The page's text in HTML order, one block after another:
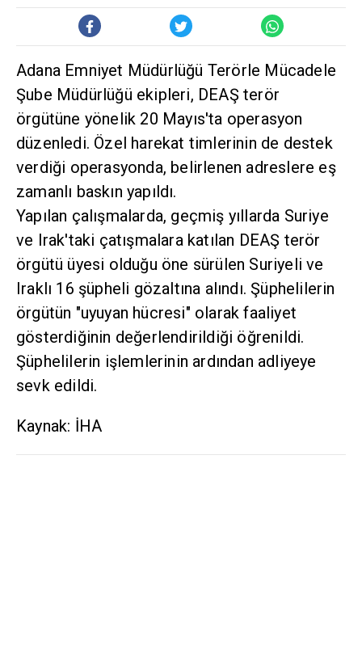
Adana Emniyet Müdürlüğü Terörle Mücadele
Şube Müdürlüğü ekipleri, DEAŞ terör
örgütüne yönelik 20 Mayıs'ta operasyon
düzenledi. Özel harekat timlerinin de destek
verdiği operasyonda, belirlenen adreslere eş
zamanlı baskın yapıldı.
Yapılan çalışmalarda, geçmiş yıllarda Suriye
ve Irak'taki çatışmalara katılan DEAŞ terör
örgütü üyesi olduğu öne sürülen Suriyeli ve
Iraklı 16 şüpheli gözaltına alındı. Şüphelilerin
örgütün "uyuyan hücresi" olarak faaliyet
gösterdiğinin değerlendirildiği öğrenildi.
Şüphelilerin işlemlerinin ardından adliyeye
sevk edildi.
Kaynak: İHA